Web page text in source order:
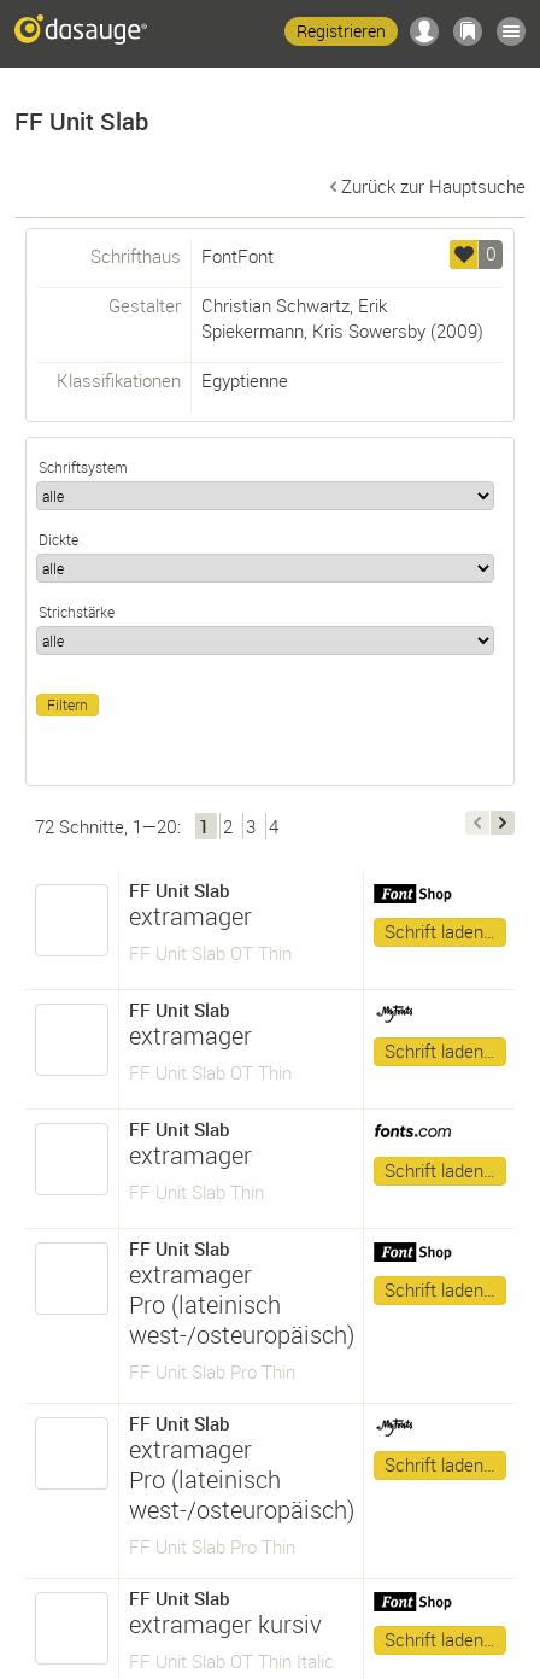
Registrieren
FF Unit Slab
Zurück zur Hauptsuche
0
Schrifthaus FontFont
Gestalter Christian Schwartz, Erik
Spiekermann, Kris Sowersby(2009)
Klassifikationen Egyptienne
Schriftsystem
Dickte
Strichstärke
72 Schnitte, 1—20: 1 2 3 4
FF Unit Slab
extramager
FF Unit Slab OT Thin
Schrift laden…
FF Unit Slab
extramager
FF Unit Slab OT Thin
Schrift laden…
FF Unit Slab
extramager
FF Unit Slab Thin
Schrift laden…
FF Unit Slab
extramager
Pro (lateinisch
west-/osteuropäisch)
FF Unit Slab Pro Thin
Schrift laden…
FF Unit Slab
extramager
Pro (lateinisch
west-/osteuropäisch)
FF Unit Slab Pro Thin
Schrift laden…
FF Unit Slab
extramager kursiv
FF Unit Slab OT Thin Italic
Schrift laden…